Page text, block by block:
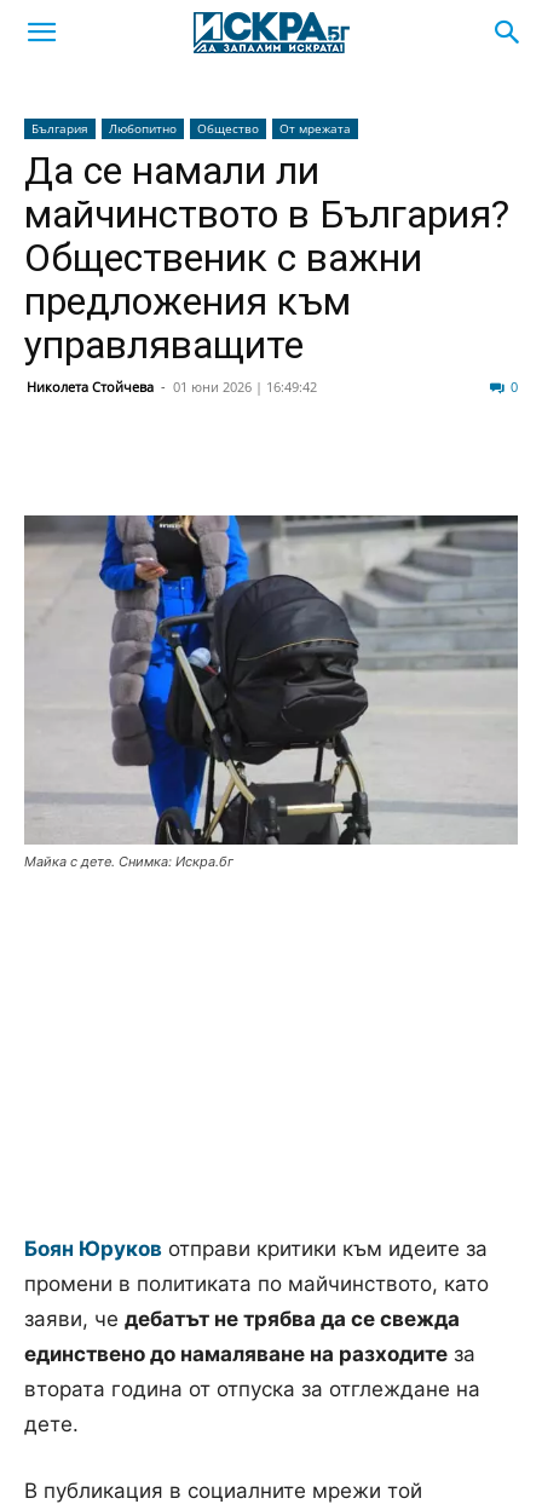
България Любопитно Общество От мрежата
Да се намали ли
майчинството в България?
Общественик с важни
предложения към
управляващите
Николета Стойчева - 01 юни 2026 | 16:49:42 0
Майка с дете. Снимка: Искра.бг
Боян Юруков отправи критики към идеите за
промени в политиката по майчинството, като
заяви, че дебатът не трябва да се свежда
единствено до намаляване на разходите за
втората година от отпуска за отглеждане на
дете.
В публикация в социалните мрежи той